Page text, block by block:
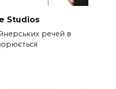
Studios
речей в